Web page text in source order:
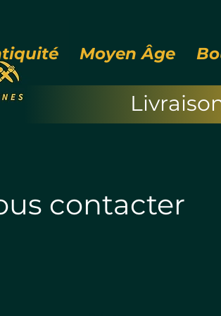
Moyen Âge
contacter